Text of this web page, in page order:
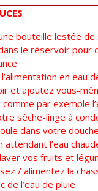
bouteille lestée de
le réservoir pour
en eau
et ajoutez vous-
par exemple
sèche-linge à
dans votre
attendant l’eau
vos fruits et
/ alimentez la
de l’eau de pluie